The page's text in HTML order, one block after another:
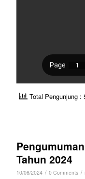
Total Pengunjung :
Tahun 2024
10/06/2024 / 0 Comments /